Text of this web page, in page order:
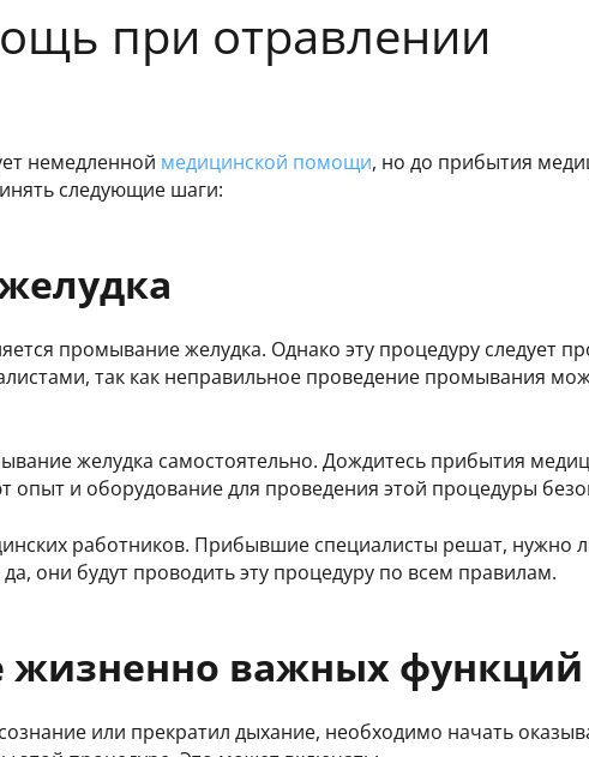
при отравлении
немедленной медицинской помощи, но до прибытия
следующие шаги:
промывание желудка. Однако эту процедуру следует
так как неправильное проведение промывания
желудка самостоятельно. Дождитесь прибытия
опыт и оборудование для проведения этой процедуры
работников. Прибывшие специалисты решат, нужно
они будут проводить эту процедуру по всем правилам.
жизненно важных функций
или прекратил дыхание, необходимо начать